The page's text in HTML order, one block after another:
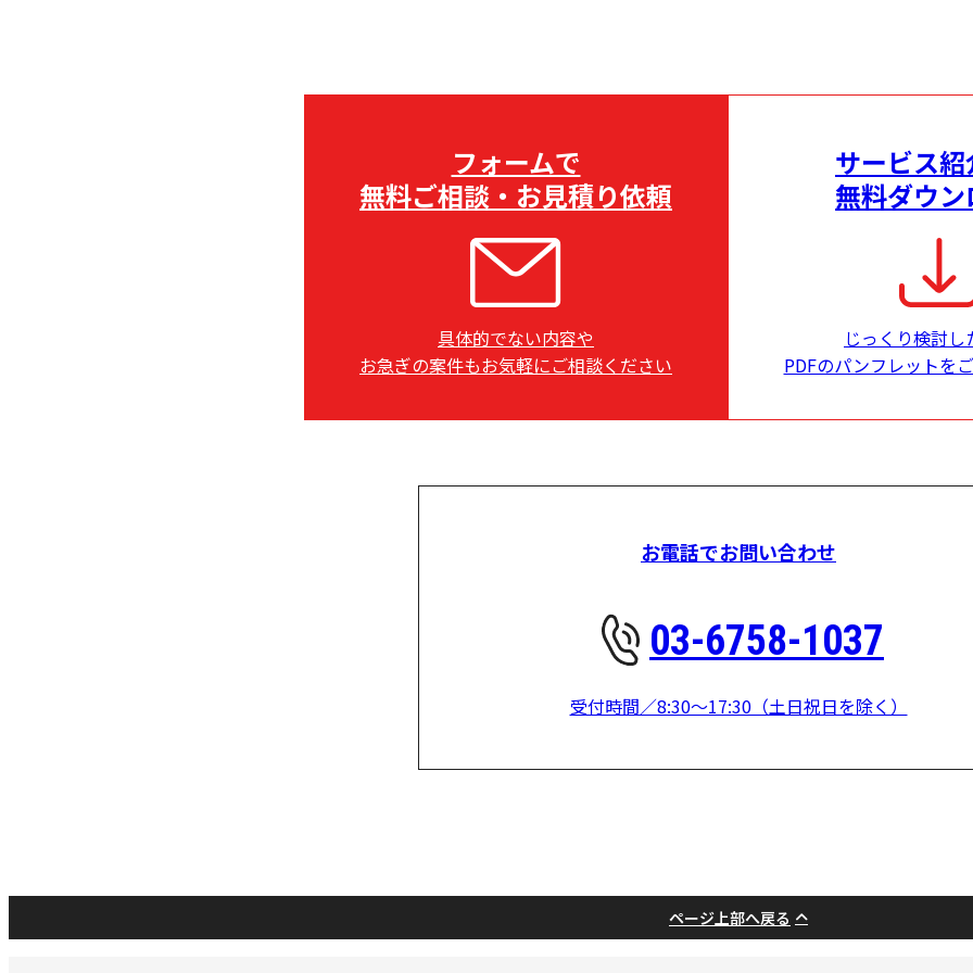
フォームで
無料ご相談・お見積り依頼
具体的でない内容や
お急ぎの案件もお気軽にご相談ください
サービス
無料ダウ
じっくり検討し
PDFのパンフレットを
お電話でお問い合わせ
03-6758-1037
受付時間／8:30～17:30（土日祝日を除く）
ページ上部へ戻る